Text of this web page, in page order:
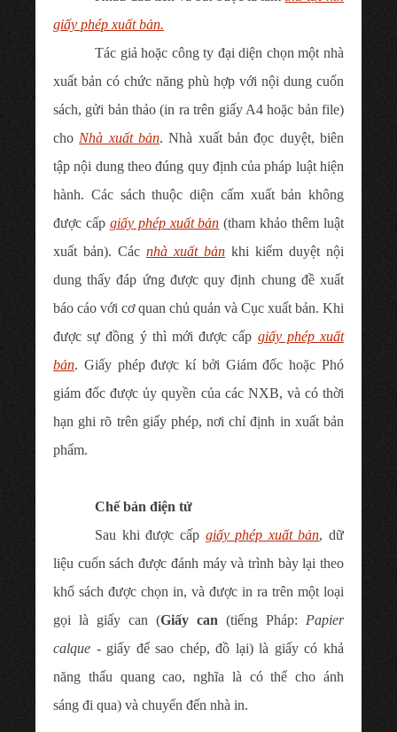
giấy phép xuất bản.
Tác giả hoặc công ty đại diện chọn một nhà
xuất bản có chức năng phù hợp với nội dung cuốn
sách, gửi bản thảo (in ra trên giấy A4 hoặc bản file)
choNhà xuất bản. Nhà xuất bản đọc duyệt, biên
tập nội dung theo đúng quy định của pháp luật hiện
hành. Các sách thuộc diện cấm xuất bản không
được cấp giấy phép xuất bản (tham khảo thêm luật
xuất bản). Các nhà xuất bản khi kiểm duyệt nội
dung thấy đáp ứng được quy định chung đề xuất
báo cáo với cơ quan chủ quản và Cục xuất bản. Khi
được sự đồng ý thì mới được cấp giấy phép xuất
bản. Giấy phép được kí bởi Giám đốc hoặc Phó
giám đốc được ủy quyền của các NXB, và có thời
hạn ghi rõ trên giấy phép, nơi chỉ định in xuất bản
phẩm.
Chế bản điện tử
Sau khi được cấp giấy phép xuất bản, dữ
liệu cuốn sách được đánh máy và trình bày lại theo
khổ sách được chọn in, và được in ra trên một loại
gọi là giấy can (Giấy can (tiếng Pháp: Papier
calque - giấy để sao chép, đồ lại) là giấycó khả
năng thấu quangcao, nghĩa là có thể choánh
sáng đi qua) và chuyển đến nhà in.